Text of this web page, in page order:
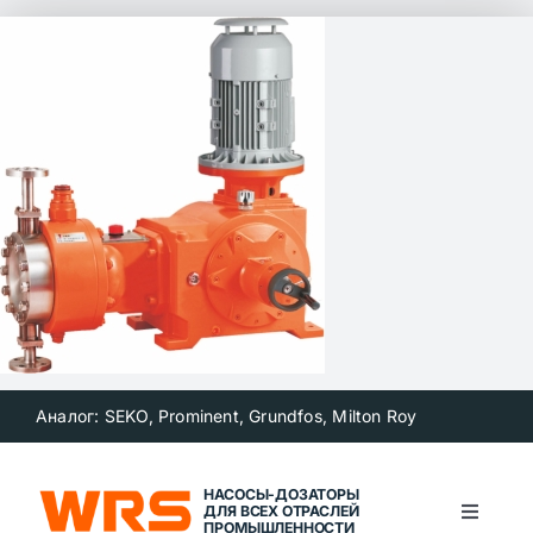
Skip
Аналог: SEKO, Prominent, Grundfos, Milton Roy
НАСОСЫ-ДОЗАТОРЫ
ДЛЯ ВСЕХ ОТРАСЛЕЙ
ПРОМЫШЛЕННОСТИ
Toggle